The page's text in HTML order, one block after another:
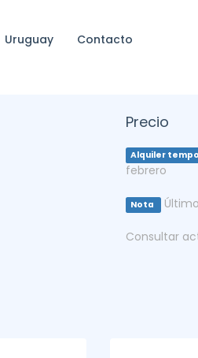
Uruguay Contacto
Precio
Alquiler
febrero
Nota
Consultar